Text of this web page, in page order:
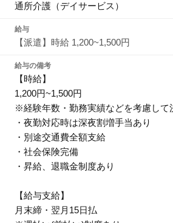
通所介護（デイサービス）
給与
【派遣】時給 1,200~1,500円
給与の備考
【時給】
1,200円~1,500円
※経験年数・勤務実績などを考慮して
・夜勤対応時は深夜割増手当あり
・別途交通費全額支給
・社会保険完備
・昇給、退職金制度あり
【給与支給】
月末締・翌月15日払